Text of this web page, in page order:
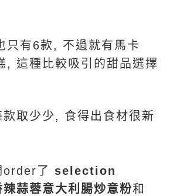
只有6款, 不過就有馬卡
, 這種比較吸引的甜品選擇
取少少, 食得出食材很新
order了 selection
辣蒜蓉意大利腸炒意粉和